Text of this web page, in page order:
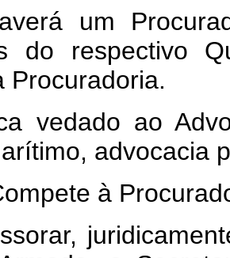
um
do respectivo
Procuradoria.
vedado ao
advocacia
à